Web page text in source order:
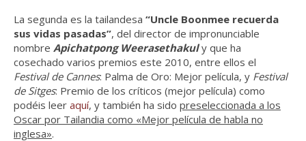
La segunda es la tailandesa “Uncle Boonmee recuerda
sus vidas pasadas”, del director de impronunciable
nombre Apichatpong Weerasethakuly que ha
cosechado varios premios este 2010, entre ellos el
Festival de Cannes: Palma de Oro: Mejor película, y Festival
de Sitges: Premio de los críticos (mejor película) como
podéis leer aquí, y también ha sido preseleccionada a los
Oscar por Tailandia como «Mejor película de habla no
inglesa».